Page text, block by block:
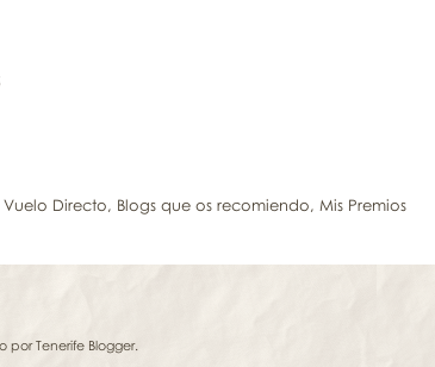
Vuelo Directo, Blogs que os recomiendo, Mis Premios
porTenerife Blogger.